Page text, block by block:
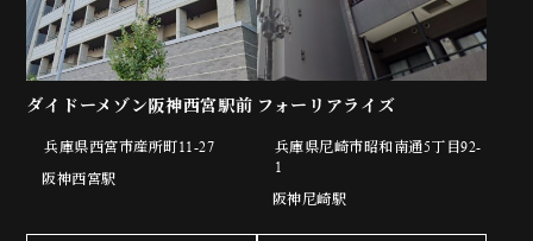
ダイドーメゾン阪神西宮駅前
兵庫県西宮市産所町11-27
阪神西宮駅
フォーリアライズ
兵庫県尼崎市昭和南通5丁目92-
1
阪神尼崎駅